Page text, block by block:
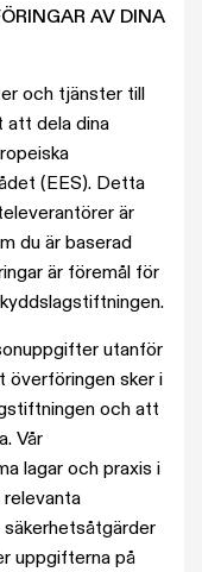
AV DINA
och tjänster till
att dela dina
(EES). Detta
är
du är baserad
är föremål för
utanför
överföringen sker i
och att
Vår
lagar och praxis i
uppgifterna på